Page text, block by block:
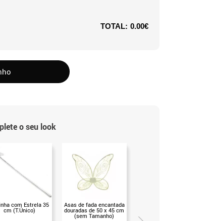
TOTAL: 0.00€
o seu look
com Estrela 35
cm (T.Único)
Asas de fada encantada
douradas de 50 x 45 cm
(sem Tamanho)